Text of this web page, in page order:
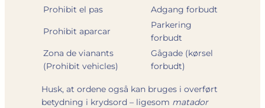
Prohibit el pas
Adgang forbudt
Prohibit aparcar
Parkering
forbudt
Zona de vianants
(Prohibit vehicles)
Gågade (kørsel
forbudt)
Husk, at ordene også kan bruges i overført
betydning i krydsord – ligesom matador